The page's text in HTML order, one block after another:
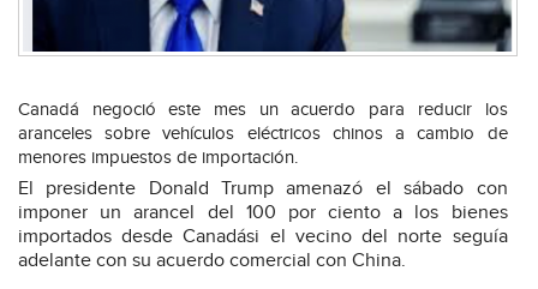
Canadá negoció este mes un acuerdo para reducir los
aranceles sobre vehículos eléctricos chinos a cambio de
menores impuestos de importación.
El presidente Donald Trump amenazó el sábado con
imponer un arancel del 100 por ciento a los bienes
importados desde Canadási el vecino del norte seguía
adelante con su acuerdo comercial con China.